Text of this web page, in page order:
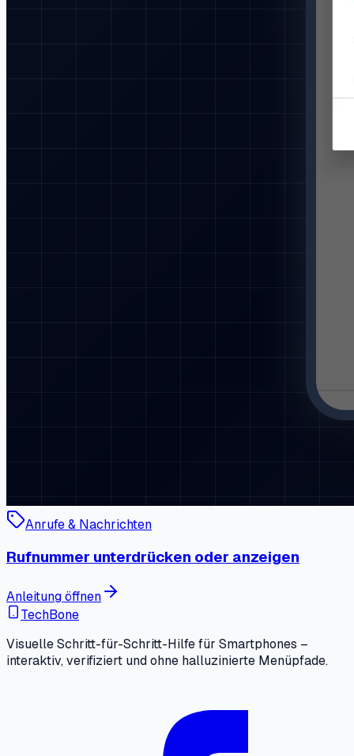
Anrufe & Nachrichten
Rufnummer unterdrücken oder anzeigen
Anleitung öffnen
TechBone
Visuelle Schritt-für-Schritt-Hilfe für Smartphones –
interaktiv, verifiziert und ohne halluzinierte Menüpfade.